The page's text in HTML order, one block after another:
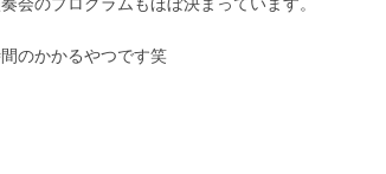
のかかるやつです笑